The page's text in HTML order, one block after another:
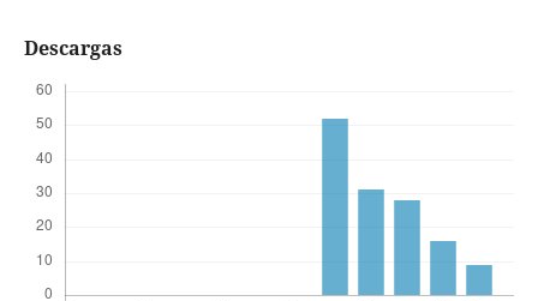
Descargas